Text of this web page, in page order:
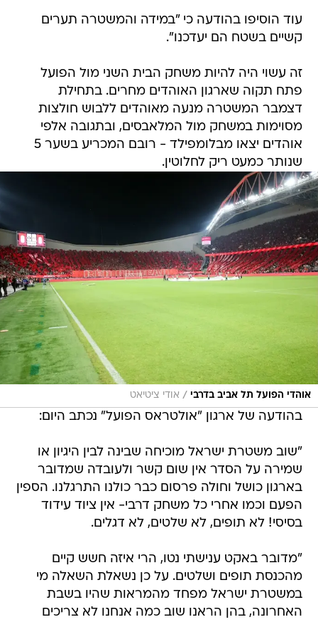
עוד הוסיפו בהודעה כי "במידה והמשטרה תערים
קשיים בשטח הם יעדכנו".
זה עשוי היה להיות משחק הבית השני מול הפועל
פתח תקוה שארגון האוהדים מחרים. בתחילת
דצמבר המשטרה מנעה מאוהדים ללבוש חולצות
מסוימות במשחק מול המלאבסים, ובתגובה אלפי
אוהדים יצאו מבלומפילד - רובם המכריע בשער 5
שנותר כמעט ריק לחלוטין.
אוהדי הפועל תל אביב בדרבי / אודי ציטיאט
בהודעה של ארגון "אולטראס הפועל" נכתב היום:
"שוב משטרת ישראל מוכיחה שבינה לבין היגיון או
שמירה על הסדר אין שום קשר ולעובדה שמדובר
בארגון כושל וחולה פרסום כבר כולנו התרגלנו. הספין
הפעם וכמו אחרי כל משחק דרבי- אין ציוד עידוד
בסיסי! לא תופים, לא שלטים, לא דגלים.
"מדובר באקט ענישתי נטו, הרי איזה חשש קיים
מהכנסת תופים ושלטים. על כן נשאלת השאלה מי
במשטרת ישראל מפחד מהמראות שהיו בשבת
האחרונה, בהן הראנו שוב כמה אנחנו לא צריכים